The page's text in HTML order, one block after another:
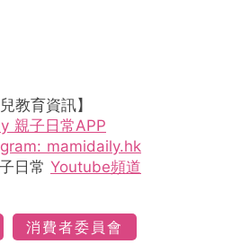
教育資訊】
親子日常APP
mamidaily.hk
日常 Youtube頻道
消費者委員會